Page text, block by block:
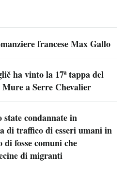
francese Max Gallo
ha vinto la 17ª tappa del
a Serre Chevalier
state condannate in
di traffico di esseri umani in
fosse comuni che
di migranti